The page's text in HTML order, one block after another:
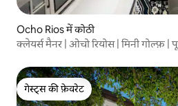
Ocho Rios में कोठी
क्लेयर्स मैनर | ओचो रियोस | मिनी गोल्फ़ |
गेस्ट्स की फ़ेवरेट
गेस्ट्स की फ़ेवरेट